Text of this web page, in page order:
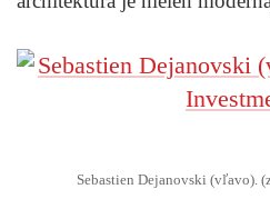
Sebastien Dejanovski (vľavo).